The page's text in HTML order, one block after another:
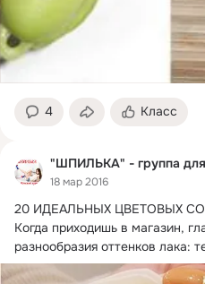
4 Класс
"ШПИЛЬКА" - группа
18 мар 2016
20 ИДЕАЛЬНЫХ ЦВЕТОВЫХ
Когда приходишь в магазин,
разнообразия оттенков лака: